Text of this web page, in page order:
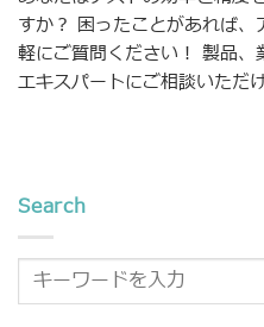
すか？ 困ったことがあれば
軽にご質問ください！ 製品、
エキスパートにご相談いただ
Search